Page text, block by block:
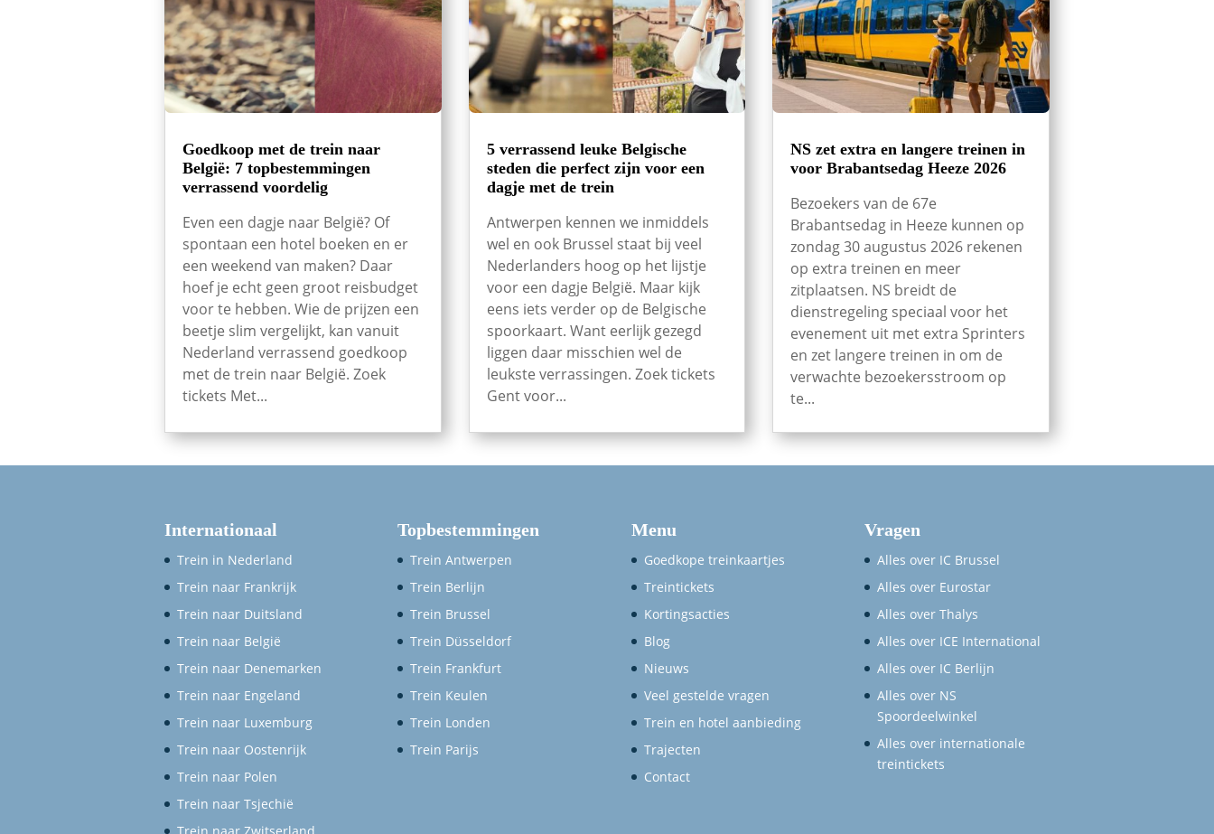
Goedkoop met de trein naar
België: 7 topbestemmingen
verrassend voordelig
Even een dagje naar België? Of
spontaan een hotel boeken en er
een weekend van maken? Daar
hoef je echt geen groot reisbudget
voor te hebben. Wie de prijzen een
beetje slim vergelijkt, kan vanuit
Nederland verrassend goedkoop
met de trein naar België. Zoek
tickets Met...
5 verrassend leuke Belgische
steden die perfect zijn voor een
dagje met de trein
Antwerpen kennen we inmiddels
wel en ook Brussel staat bij veel
Nederlanders hoog op het lijstje
voor een dagje België. Maar kijk
eens iets verder op de Belgische
spoorkaart. Want eerlijk gezegd
liggen daar misschien wel de
leukste verrassingen. Zoek tickets
Gent voor...
NS zet extra en langere treinen in
voor Brabantsedag Heeze 2026
Bezoekers van de 67e
Brabantsedag in Heeze kunnen op
zondag 30 augustus 2026 rekenen
op extra treinen en meer
zitplaatsen. NS breidt de
dienstregeling speciaal voor het
evenement uit met extra Sprinters
en zet langere treinen in om de
verwachte bezoekersstroom op
te...
Internationaal
Trein in Nederland
Trein naar Frankrijk
Trein naar Duitsland
Trein naar België
Trein naar Denemarken
Trein naar Engeland
Trein naar Luxemburg
Trein naar Oostenrijk
Trein naar Polen
Trein naar Tsjechië
Topbestemmingen
Trein Antwerpen
Trein Berlijn
Trein Brussel
Trein Düsseldorf
Trein Frankfurt
Trein Keulen
Trein Londen
Trein Parijs
Menu
Goedkope treinkaartjes
Treintickets
Kortingsacties
Blog
Nieuws
Veel gestelde vragen
Trein en hotel aanbieding
Trajecten
Contact
Vragen
Alles over IC Brussel
Alles over Eurostar
Alles over Thalys
Alles over ICE International
Alles over IC Berlijn
Alles over NS
Spoordeelwinkel
Alles over internationale
treintickets